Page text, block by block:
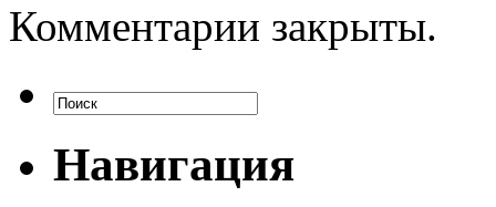
Комментарии закрыты.
Навигация